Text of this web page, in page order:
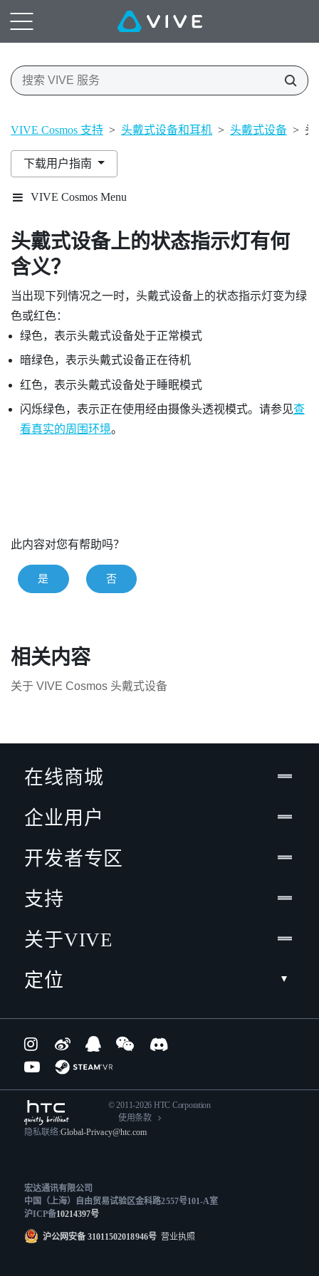
VIVE Cosmos 支持 > 头戴式设备和耳机 > 头戴式设备 > 头
下载用户指南
VIVE Cosmos Menu
头戴式设备上的状态指示灯有何
含义？
当出现下列情况之一时，头戴式设备上的状态指示灯变为绿
色或红色：
绿色，表示头戴式设备处于正常模式
暗绿色，表示头戴式设备正在待机
红色，表示头戴式设备处于睡眠模式
闪烁绿色，表示正在使用经由摄像头透视模式。请参见查
看真实的周围环境。
此内容对您有帮助吗？
是 否
相关内容
关于 VIVE Cosmos 头戴式设备
在线商城
企业用户
开发者专区
支持
关于VIVE
定位
© 2011-2026 HTC Corporation
使用条款
隐私联络:Global-Privacy@htc.com
宏达通讯有限公司
中国（上海）自由贸易试验区金科路2557号101-A室
沪ICP备10214397号
沪公网安备 31011502018946号营业执照